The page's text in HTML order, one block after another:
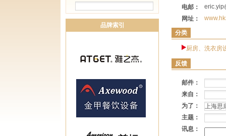
品牌索引
电邮：
网址：
分类
厨房、洗衣房
反馈
邮件：
来自：
为了：
主题：
讯息：